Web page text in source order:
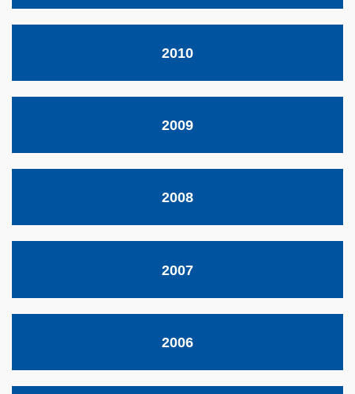
2010
2009
2008
2007
2006